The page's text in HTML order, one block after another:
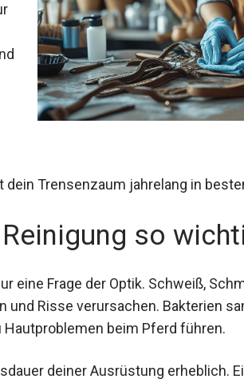
Trensenzaum jahrelang in
so
eine Frage der Optik. Schweiß,
und Risse verursachen. Bakterien
Hautproblemen beim Pferd führen.
deiner Ausrüstung erheblich.